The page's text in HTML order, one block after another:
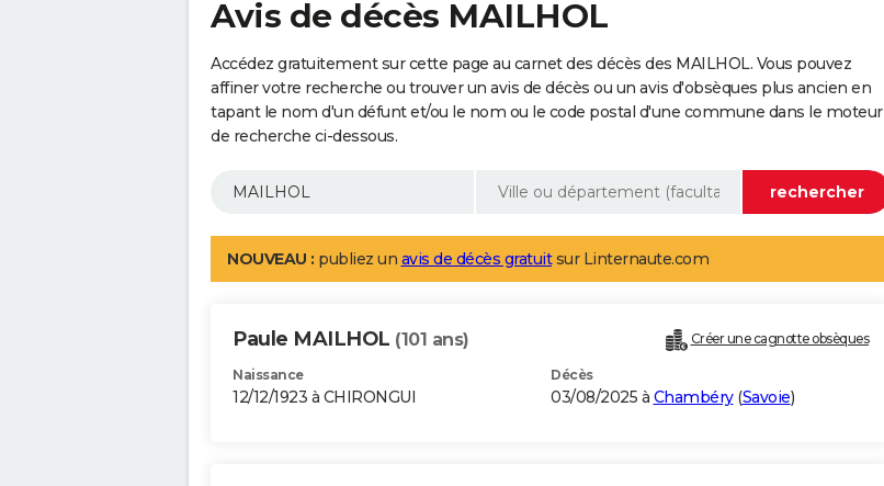
Avis de décès MAILHOL
Accédez gratuitement sur cette page au carnet des décès des MAILHOL. Vous pouvez
affiner votre recherche ou trouver un avis de décès ou un avis d'obsèques plus ancien en
tapant le nom d'un défunt et/ou le nom ou le code postal d'une commune dans le moteur
de recherche ci-dessous.
NOUVEAU : publiez un avis de décès gratuitsur Linternaute.com
Paule MAILHOL (101 ans) Créer une cagnotte obsèques
Naissance
12/12/1923 à CHIRONGUI
Décès
03/08/2025 à Chambéry(Savoie)